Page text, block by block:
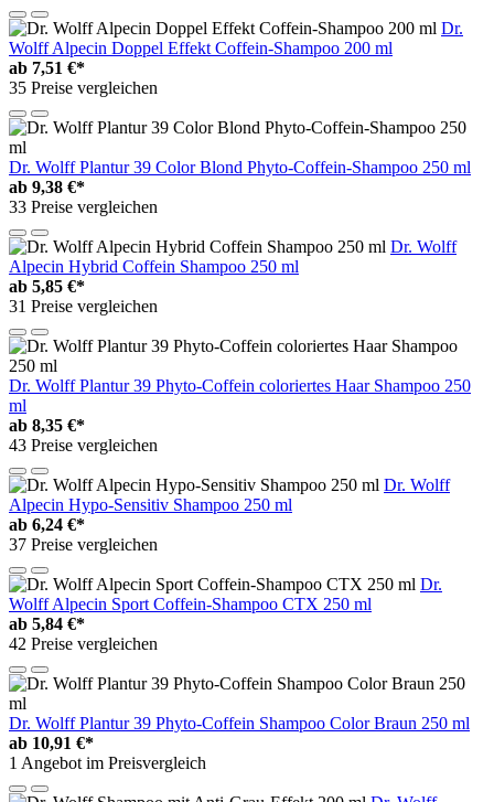
Dr.
Wolff Alpecin Doppel Effekt Coffein-Shampoo 200 ml
ab 7,51 €*
35 Preise vergleichen
Dr. Wolff Plantur 39 Color Blond Phyto-Coffein-Shampoo 250 ml
ab 9,38 €*
33 Preise vergleichen
Dr. Wolff
Alpecin Hybrid Coffein Shampoo 250 ml
ab 5,85 €*
31 Preise vergleichen
Dr. Wolff Plantur 39 Phyto-Coffein coloriertes Haar Shampoo 250
ml
ab 8,35 €*
43 Preise vergleichen
Dr. Wolff
Alpecin Hypo-Sensitiv Shampoo 250 ml
ab 6,24 €*
37 Preise vergleichen
Dr.
Wolff Alpecin Sport Coffein-Shampoo CTX 250 ml
ab 5,84 €*
42 Preise vergleichen
Dr. Wolff Plantur 39 Phyto-Coffein Shampoo Color Braun 250 ml
ab 10,91 €*
1 Angebot im Preisvergleich